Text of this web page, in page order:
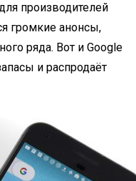
производителей
громкие анонсы,
ряда. Вот и Google
и распродаёт